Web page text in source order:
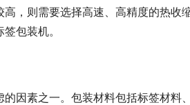
，则需要选择高速、高精度的热收
包装机。
因素之一。包装材料包括标签材料